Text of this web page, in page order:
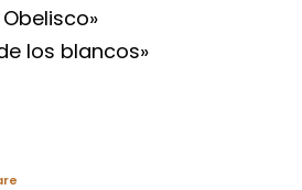
los blancos»